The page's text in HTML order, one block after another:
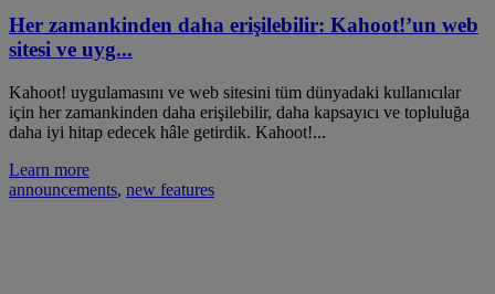
Her zamankinden daha erişilebilir: Kahoot!’un web
sitesi ve uyg...
Kahoot! uygulamasını ve web sitesini tüm dünyadaki kullanıcılar
için her zamankinden daha erişilebilir, daha kapsayıcı ve topluluğa
daha iyi hitap edecek hâle getirdik. Kahoot!...
Learn more
announcements, new features